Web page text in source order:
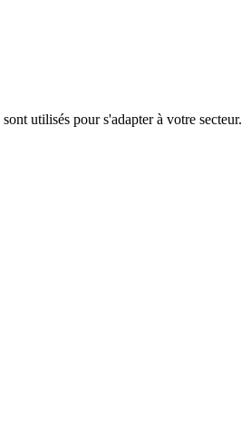
utilisés pour s'adapter à votre secteur.